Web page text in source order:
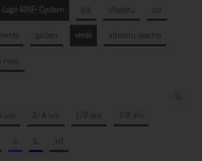
Logo MNF- Cyclam alb albastru
roz
galben verde
albastru deschis
navy
ani 3/4 ani 1/2 ani
7/8 ani
S L xxl